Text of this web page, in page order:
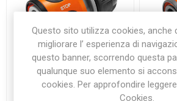
Raccordo rapido Acqua
Questo sito utilizza cookies, anche
migliorare l’ esperienza di
questo banner, scorrendo questa
qualunque suo elemento si
cookies. Per approfondire
Cookies.